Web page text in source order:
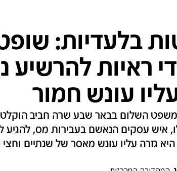
בלעדיות:
ראיות להרשיע
עונש חמור
השלום בבאר שבע שרה חביב
איש עסקים הנאשם בעבירות מס,
גזרה עליו עונש מאסר של שנתיים וחצי